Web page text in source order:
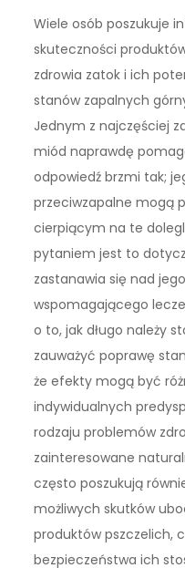
Wiele osób poszukuje
skuteczności
zdrowia zatok i ich
stanów zapalnych
Jednym z najczęściej
miód naprawdę
odpowiedź brzmi tak;
przeciwzapalne mogą
cierpiącym na te
pytaniem jest to
zastanawia się nad
wspomagającego
o to, jak długo należy
zauważyć poprawę
że efekty mogą być
indywidualnych
rodzaju problemów
zainteresowane
często poszukują
możliwych skutków
produktów pszczelich,
bezpieczeństwa ich